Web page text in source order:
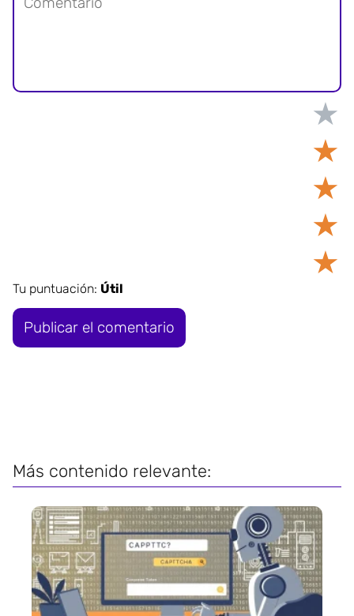
★
★
★
★
★
Tu puntuación: Útil
Más contenido relevante: